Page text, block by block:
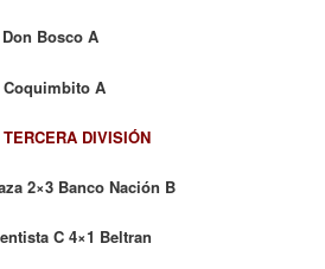
Bosco A
A
TERCERA DIVISIÓN
2×3 Banco Nación B
C 4×1 Beltran